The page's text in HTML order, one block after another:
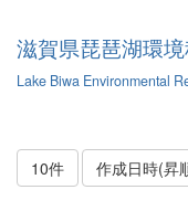
滋賀県琵琶湖環
Lake Biwa Environmental
10件 作成日時(昇